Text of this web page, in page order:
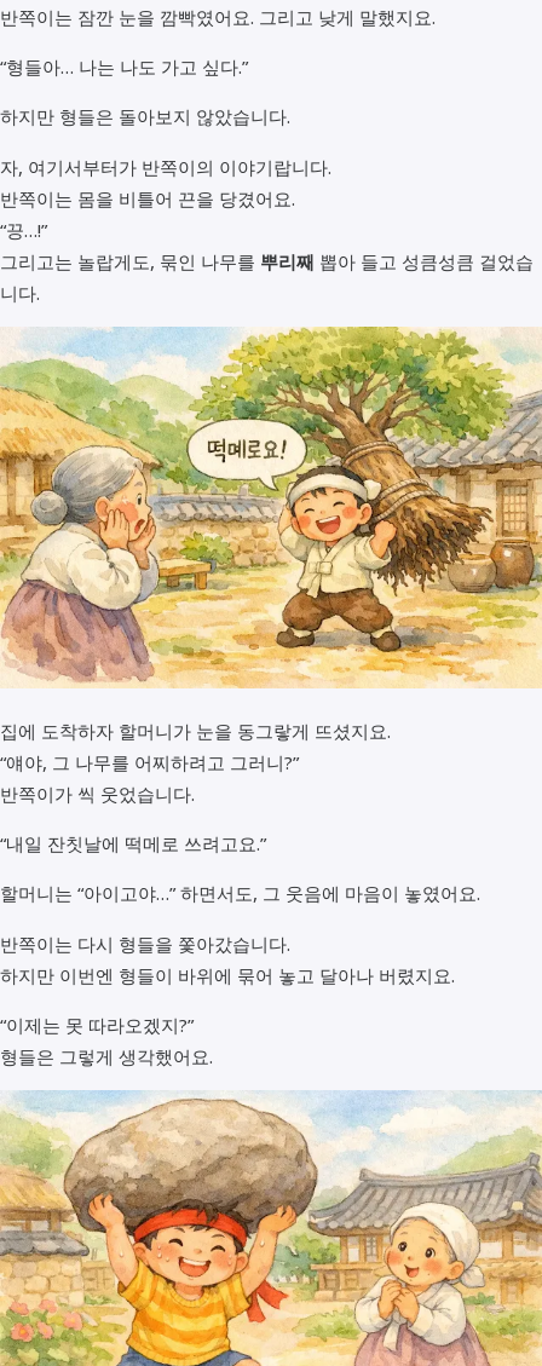
반쪽이는 잠깐 눈을 깜빡였어요. 그리고 낮게 말했지요.
“형들아… 나는 나도 가고 싶다.”
하지만 형들은 돌아보지 않았습니다.
자, 여기서부터가 반쪽이의 이야기랍니다.
반쪽이는 몸을 비틀어 끈을 당겼어요.
“끙…!”
그리고는 놀랍게도, 묶인 나무를 뿌리째 뽑아 들고 성큼성큼 걸었습
니다.
집에 도착하자 할머니가 눈을 동그랗게 뜨셨지요.
“얘야, 그 나무를 어찌하려고 그러니?”
반쪽이가 씩 웃었습니다.
“내일 잔칫날에 떡메로 쓰려고요.”
할머니는 “아이고야…” 하면서도, 그 웃음에 마음이 놓였어요.
반쪽이는 다시 형들을 쫓아갔습니다.
하지만 이번엔 형들이 바위에 묶어 놓고 달아나 버렸지요.
“이제는 못 따라오겠지?”
형들은 그렇게 생각했어요.